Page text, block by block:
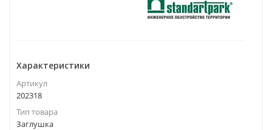
Характеристики
Артикул
202318
Тип товара
Заглушка